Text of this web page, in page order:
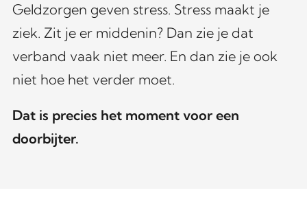
Geldzorgen geven stress. Stress maakt je
ziek. Zit je er middenin? Dan zie je dat
verband vaak niet meer. En dan zie je ook
niet hoe het verder moet.
Dat is precies het moment voor een
doorbijter.